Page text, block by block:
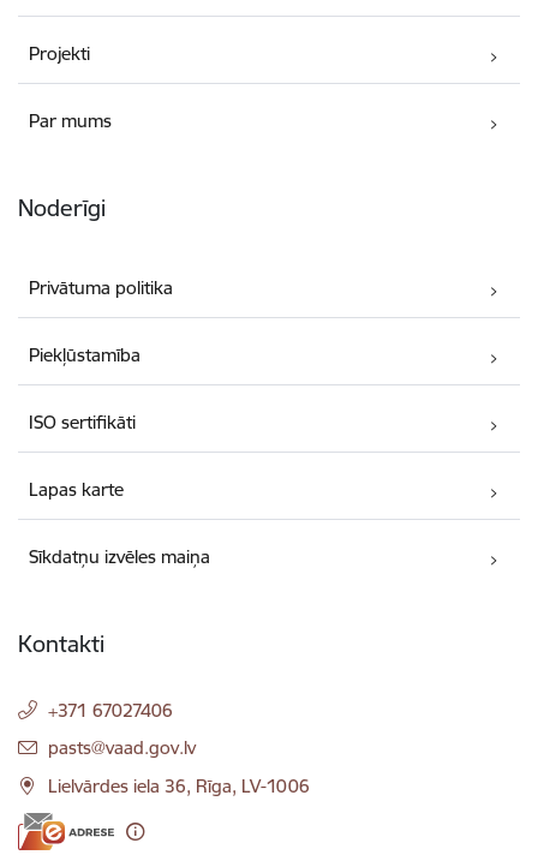
Projekti
Par mums
Noderīgi
Privātuma politika
Piekļūstamība
ISO sertifikāti
Lapas karte
Sīkdatņu izvēles maiņa
Kontakti
+371 67027406
E-pasts:
pasts@vaad.gov.lv
Lielvārdes iela 36, Rīga, LV-1006